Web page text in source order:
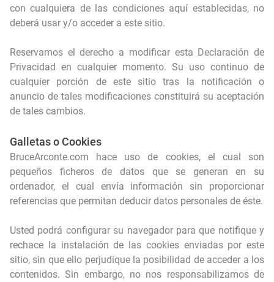
con cualquiera de las condiciones aquí establecidas, no
deberá usar y/o acceder a este sitio.
Reservamos el derecho a modificar esta Declaración de
Privacidad en cualquier momento. Su uso continuo de
cualquier porción de este sitio tras la notificación o
anuncio de tales modificaciones constituirá su aceptación
de tales cambios.
Galletas o Cookies
BruceArconte.com hace uso de cookies, el cual son
pequeños ficheros de datos que se generan en su
ordenador, el cual envía información sin proporcionar
referencias que permitan deducir datos personales de éste.
Usted podrá configurar su navegador para que notifique y
rechace la instalación de las cookies enviadas por este
sitio, sin que ello perjudique la posibilidad de acceder a los
contenidos. Sin embargo, no nos responsabilizamos de